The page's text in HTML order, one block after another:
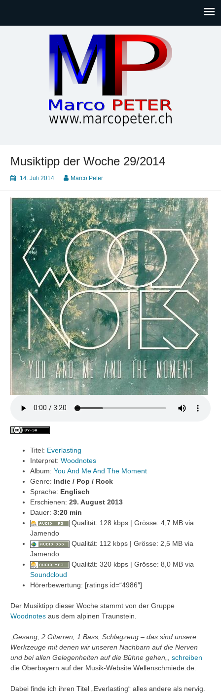
Musiktipp der Woche 29/2014
14. Juli 2014 Marco Peter
Titel: Everlasting
Interpret: Woodnotes
Album: You And Me And The Moment
Genre: Indie / Pop / Rock
Sprache: Englisch
Erschienen: 29. August 2013
Dauer: 3:20 min
Qualität: 128 kbps | Grösse: 4,7 MB via
Jamendo
Qualität: 112 kbps | Grösse: 2,5 MB via
Jamendo
Qualität: 320 kbps | Grösse: 8,0 MB via
Soundcloud
Hörerbewertung: [ratings id=“4986″]
Der Musiktipp dieser Woche stammt von der Gruppe
Woodnotes aus dem alpinen Traunstein.
Gesang, 2 Gitarren, 1 Bass, Schlagzeug – das sind unsere
Werkzeuge mit denen wir unseren Nachbarn auf die Nerven
und bei allen Gelegenheiten auf die Bühne gehen
schreiben
die Oberbayern auf der Musik-Website Wellenschmiede.de.
Dabei finde ich ihren Titel „Everlasting“ alles andere als nervig.